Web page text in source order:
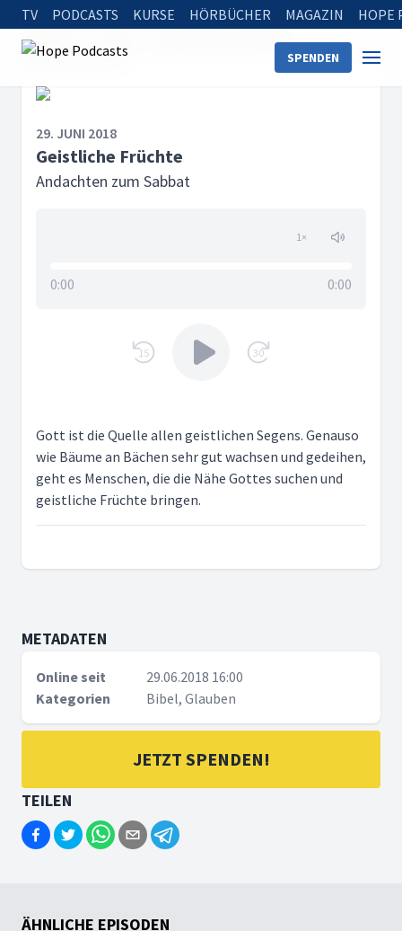
TV PODCASTS KURSE HÖRBÜCHER MAGAZIN HOPE
SPENDEN
Startseite
Andachten zum Sabbat
Geistliche Früchte
29. JUNI 2018
Geistliche Früchte
Andachten zum Sabbat
1×
0:00 0:00
15 30
Gott ist die Quelle allen geistlichen Segens. Genauso
wie Bäume an Bächen sehr gut wachsen und gedeihen,
geht es Menschen, die die Nähe Gottes suchen und
geistliche Früchte bringen.
METADATEN
Online seit
29.06.2018 16:00
Kategorien
Bibel, Glauben
JETZT SPENDEN!
TEILEN
ÄHNLICHE EPISODEN